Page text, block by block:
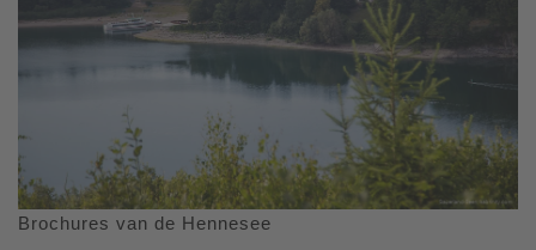
Brochures van de Hennesee